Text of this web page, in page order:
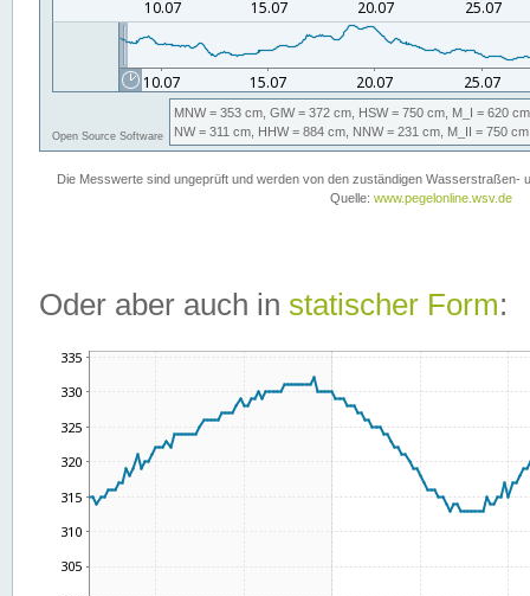
Oder aber auch in statischer Form: